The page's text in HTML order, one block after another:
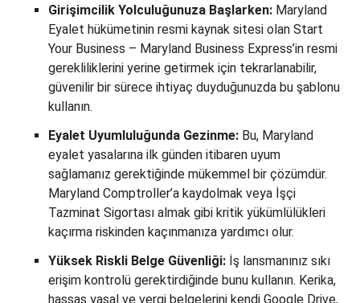
Girişimcilik Yolculuğunuza Başlarken: Maryland
Eyalet hükümetinin resmi kaynak sitesi olan Start
Your Business – Maryland Business Express’in resmi
gerekliliklerini yerine getirmek için tekrarlanabilir,
güvenilir bir sürece ihtiyaç duyduğunuzda bu şablonu
kullanın.
Eyalet Uyumluluğunda Gezinme: Bu, Maryland
eyalet yasalarına ilk günden itibaren uyum
sağlamanız gerektiğinde mükemmel bir çözümdür.
Maryland Comptroller’a kaydolmak veya İşçi
Tazminat Sigortası almak gibi kritik yükümlülükleri
kaçırma riskinden kaçınmanıza yardımcı olur.
Yüksek Riskli Belge Güvenliği: İş lansmanınız sıkı
erişim kontrolü gerektirdiğinde bunu kullanın. Kerika,
hassas yasal ve vergi belgelerini kendi Google Drive,